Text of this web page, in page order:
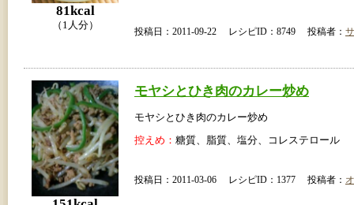
81kcal
（1人分）
投稿日：2011-09-22 レシピID：8749 投稿者：
モヤシとひき肉のカレー炒め
モヤシとひき肉のカレー炒め
控えめ： 糖質、脂質、塩分、コレステロール
投稿日：2011-03-06 レシピID：1377 投稿者：